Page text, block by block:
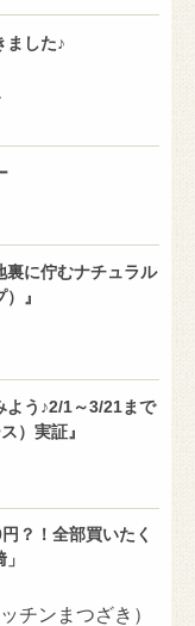
ました♪
裏に佇むナチュラル
』
よう♪2/1～3/21まで
）実証』
？！全部買いたく
チンまつざき）